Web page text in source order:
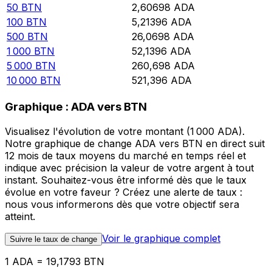
50 BTN 2,60698 ADA
100 BTN 5,21396 ADA
500 BTN 26,0698 ADA
1 000 BTN 52,1396 ADA
5 000 BTN 260,698 ADA
10 000 BTN 521,396 ADA
Graphique : ADA vers BTN
Visualisez l'évolution de votre montant (1 000 ADA).
Notre graphique de change ADA vers BTN en direct suit
12 mois de taux moyens du marché en temps réel et
indique avec précision la valeur de votre argent à tout
instant. Souhaitez-vous être informé dès que le taux
évolue en votre faveur ? Créez une alerte de taux :
nous vous informerons dès que votre objectif sera
atteint.
Suivre le taux de change Voir le graphique complet
1 ADA = 19,1793 BTN